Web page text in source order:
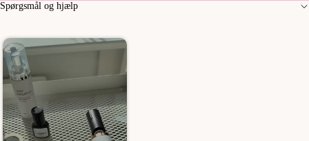
Spørgsmål og hjælp